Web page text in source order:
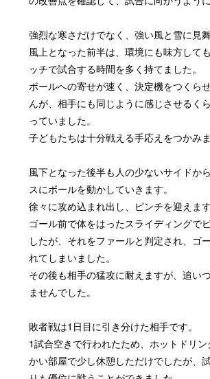
強烈な寒さだけでなく、強い風と雪に見舞
風上となった前半は、環境にも味方して
ッチで試合する時間を多く持てました。
ボールへの寄せが速く、決定機をつくら
んが、相手にも同じように感じさせるく
っていました。
子どもたちは十分戦える手応えをつかみま
風下となった後半も人の少ないサイドか
スにボールを動かしていきます。
徐々に攻め込まれ出し、ピンチを迎えます
ゴール前で体をはったスライディングで
したが、それをファールと判定され、ゴ
れてしまいました。
その後も相手の猛攻に耐えますが、追い
ませんでした。
敗者戦は1日目に引き分けた相手です。
1試合空きで行われたため、ホットドリ
かい部屋で少し休憩しただけでしたが、